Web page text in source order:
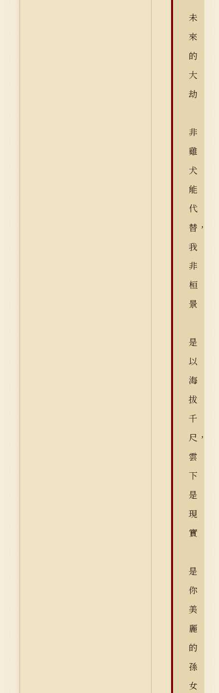
未
來
的
大
劫
非
雞
犬
能
代
替，
我
非
桓
景
是
以
海
拔
千
尺，
雲
下
是
現
實
是
你
美
麗
的
孫
女